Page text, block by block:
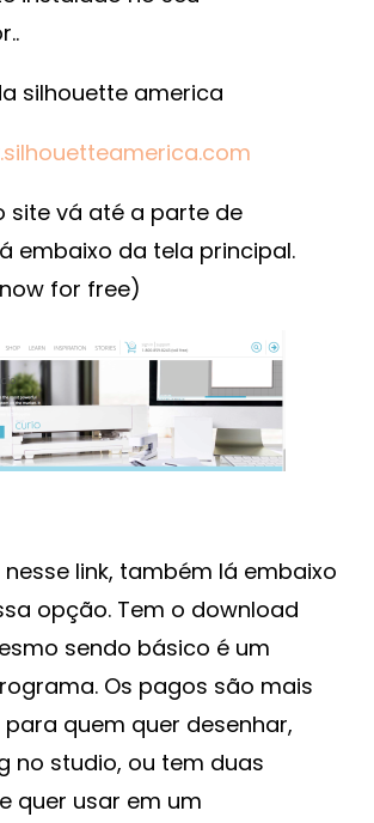
silhouette america
site vá até a parte de
embaixo da tela principal.
for free)
link, também lá embaixo
opção. Tem o download
sendo básico é um
Os pagos são mais
quem quer desenhar,
no studio, ou tem duas
quer usar em um